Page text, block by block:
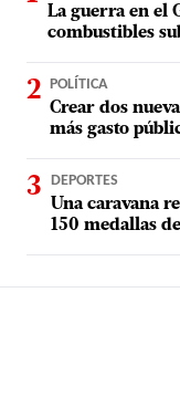
La guerra en el
combustibles
POLÍTICA
Crear dos
más gasto
DEPORTES
Una caravana
150 medallas